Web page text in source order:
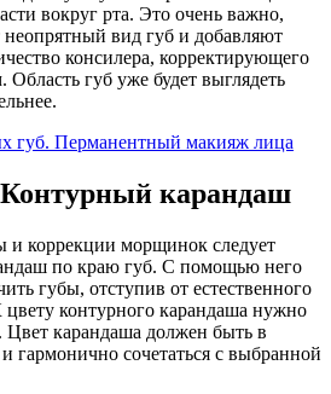
вокруг рта. Это очень важно,
вид губ и добавляют
консилера, корректирующего
Область губ уже будет выглядеть
карандаш
и коррекции морщинок следует
по краю губ. С помощью него
губы, отступив от естественного
контурного карандаша нужно
Цвет карандаша должен быть в
гармонично сочетаться с выбранной